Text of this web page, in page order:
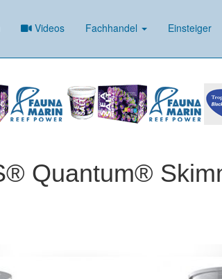
Videos Fachhandel Einsteiger
Quantum®